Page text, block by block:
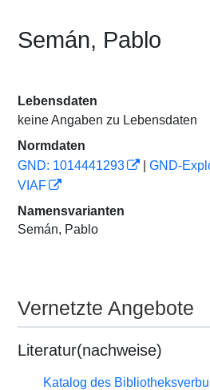
Semán, Pablo
Lebensdaten
keine Angaben zu Lebensdaten
Normdaten
GND: 1014441293
GND-
VIAF
Namensvarianten
Semán, Pablo
Vernetzte Angebote
Literatur(nachweise)
Katalog des